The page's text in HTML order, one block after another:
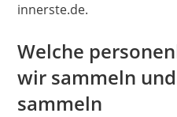
innerste.de.
Welche
wir sammeln
sammeln